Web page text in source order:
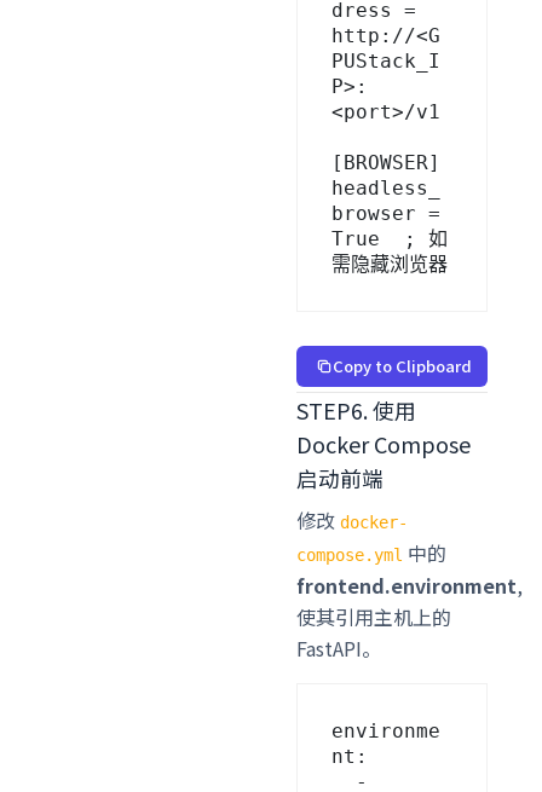
dress =
http://<G
PUStack_I
P>:
<port>/v1
[BROWSER]
headless_
browser =
True  ; 如
需隐藏浏览器
Copy to Clipboard
STEP6. 使用
Docker Compose
启动前端
修改docker-
compose.yml 中的
frontend.environment,
使其引用主机上的
FastAPI。
environme
nt: